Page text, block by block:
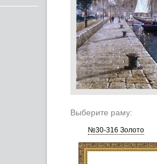
Выберите раму:
№30-316 Золото